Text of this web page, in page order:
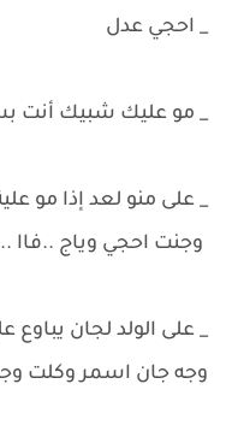
_ احجي عدل
_ مو عليك شبيك أنت
_ على منو لعد إذا مو
وجنت احجي وياج ..فاا
_ على الولد لجان
وجه جان اسمر وكلت